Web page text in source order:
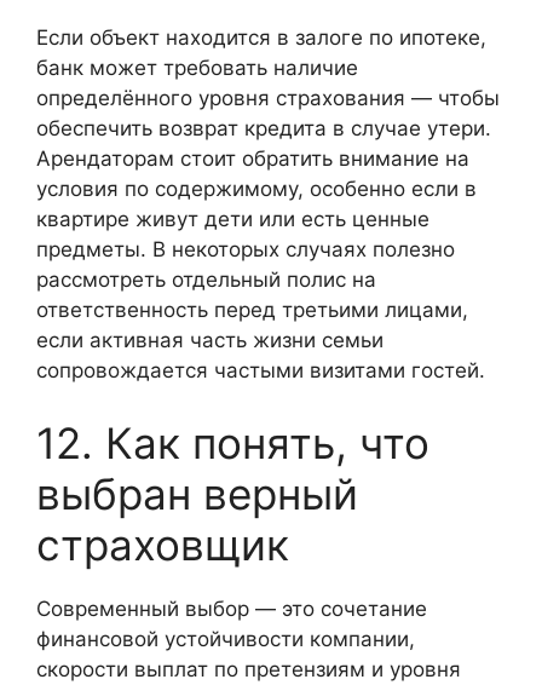
Если объект находится в залоге по ипотеке,
банк может требовать наличие
определённого уровня страхования — чтобы
обеспечить возврат кредита в случае утери.
Арендаторам стоит обратить внимание на
условия по содержимому, особенно если в
квартире живут дети или есть ценные
предметы. В некоторых случаях полезно
рассмотреть отдельный полис на
ответственность перед третьими лицами,
если активная часть жизни семьи
сопровождается частыми визитами гостей.
12. Как понять, что
выбран верный
страховщик
Современный выбор — это сочетание
финансовой устойчивости компании,
скорости выплат по претензиям и уровня